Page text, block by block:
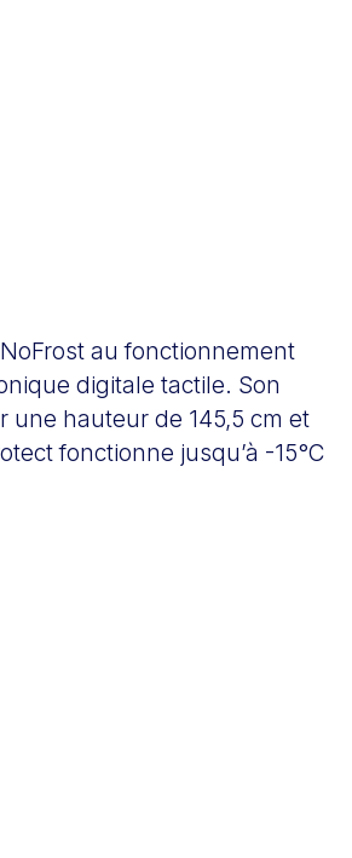
au fonctionnement
digitale tactile. Son
une hauteur de 145,5 cm et
fonctionne jusqu’à -15°C